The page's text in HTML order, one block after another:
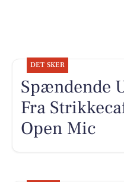
DET SKER
Spændende
Fra
Open Mic